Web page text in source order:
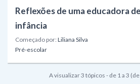
Reflexões de uma educadora de
infância
Começado por: Liliana Silva
Pré-escolar
A visualizar 3 tópicos - de 1 a 3